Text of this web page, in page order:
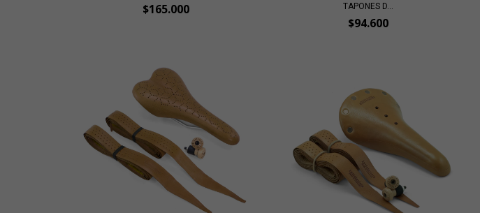
$165.000
TAPONES D...
$94.600